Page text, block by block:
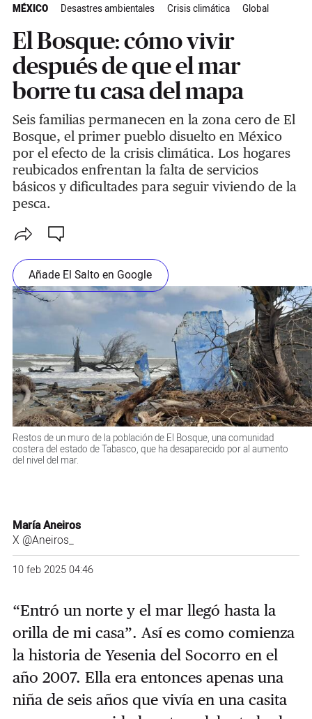
MÉXICO Desastres ambientales Crisis climática Global
El Bosque: cómo vivir
después de que el mar
borre tu casa del mapa
Seis familias permanecen en la zona cero de El
Bosque, el primer pueblo disuelto en México
por el efecto de la crisis climática. Los hogares
reubicados enfrentan la falta de servicios
básicos y dificultades para seguir viviendo de la
pesca.
Añade El Salto en Google
Restos de un muro de la población de El Bosque, una comunidad
costera del estado de Tabasco, que ha desaparecido por al aumento
del nivel del mar.
María Aneiros
X @Aneiros_
10 feb 2025 04:46
“Entró un norte y el mar llegó hasta la
orilla de mi casa”. Así es como comienza
la historia de Yesenia del Socorro en el
año 2007. Ella era entonces apenas una
niña de seis años que vivía en una casita